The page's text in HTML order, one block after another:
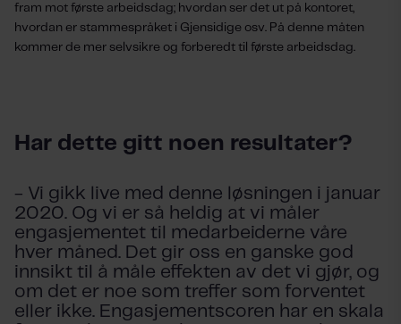
fram mot første arbeidsdag; hvordan ser det ut på kontoret,
hvordan er stammespråket i Gjensidige osv. På denne måten
kommer de mer selvsikre og forberedt til første arbeidsdag.
Har dette gitt noen resultater?
- Vi gikk live med denne løsningen i januar
2020. Og vi er så heldig at vi måler
engasjementet til medarbeiderne våre
hver måned. Det gir oss en ganske god
innsikt til å måle effekten av det vi gjør, og
om det er noe som treffer som forventet
eller ikke. Engasjementscoren har en skala